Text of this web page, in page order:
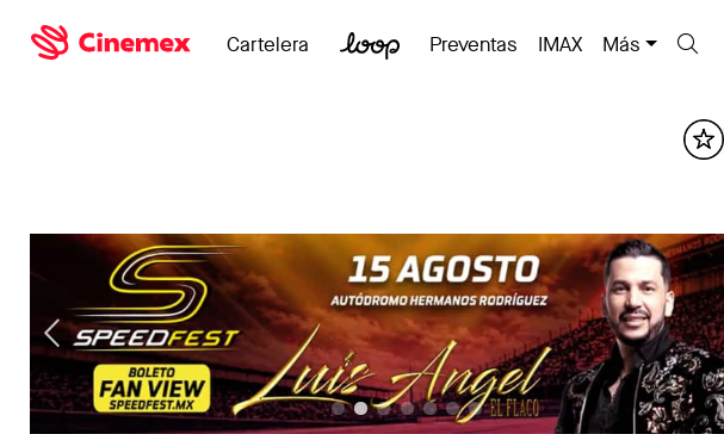
Cartelera Preventas IMAX Más